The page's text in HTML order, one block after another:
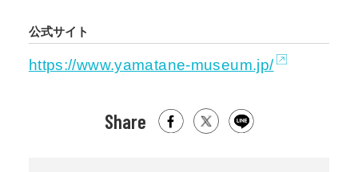
公式サイト
https://www.yamatane-museum.jp/
Share